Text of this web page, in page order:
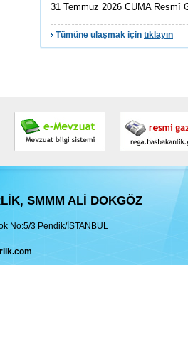
31 Temmuz 2026 CUMA Resmî
Tümüne ulaşmak için tıklayın
SMMM ALİ DOKGÖZ
No:5/3 Pendik/İSTANBUL